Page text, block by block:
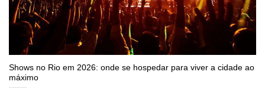
Shows no Rio em 2026: onde se hospedar para viver a cidade ao
máximo